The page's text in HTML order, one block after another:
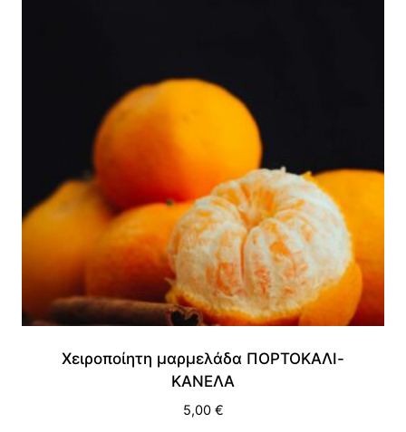
Χειροποίητη μαρμελάδα ΠΟΡΤΟΚΑΛΙ-
ΚΑΝΕΛΑ
5,00 €